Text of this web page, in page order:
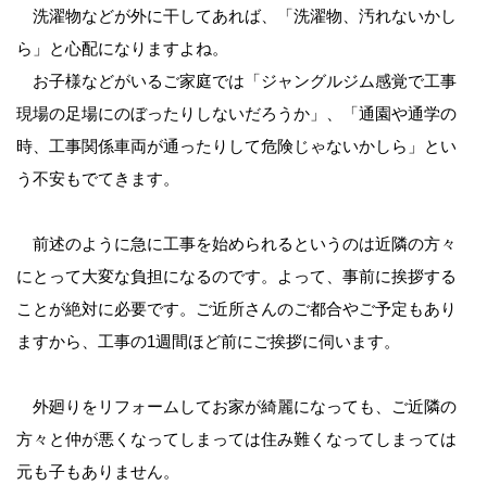
洗濯物などが外に干してあれば、「洗濯物、汚れないかし
ら」と心配になりますよね。
お子様などがいるご家庭では「ジャングルジム感覚で工事
現場の足場にのぼったりしないだろうか」、「通園や通学の
時、工事関係車両が通ったりして危険じゃないかしら」とい
う不安もでてきます。
前述のように急に工事を始められるというのは近隣の方々
にとって大変な負担になるのです。よって、事前に挨拶する
ことが絶対に必要です。ご近所さんのご都合やご予定もあり
ますから、工事の1週間ほど前にご挨拶に伺います。
外廻りをリフォームしてお家が綺麗になっても、ご近隣の
方々と仲が悪くなってしまっては住み難くなってしまっては
元も子もありません。